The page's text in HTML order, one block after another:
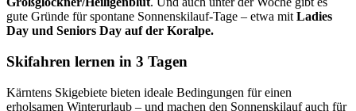
gute Gründe für spontane Sonnenskilauf-Tage – etwa mit Ladies
Day und Seniors Day auf der Koralpe.
Skifahren lernen in 3 Tagen
Kärntens Skigebiete bieten ideale Bedingungen für einen
erholsamen Winterurlaub – und machen den Sonnenskilauf auch für